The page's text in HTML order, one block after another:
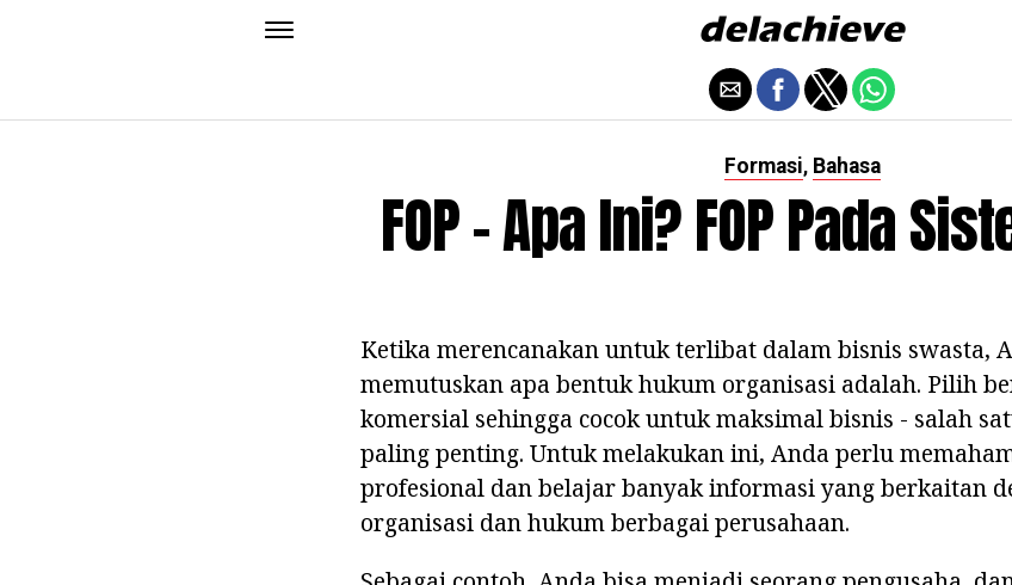
Formasi, Bahasa
FOP - Apa Ini? FOP Pada
Ketika merencanakan untuk terlibat dalam bisnis swasta,
memutuskan apa bentuk hukum organisasi adalah. Pilih
komersial sehingga cocok untuk maksimal bisnis - salah
paling penting. Untuk melakukan ini, Anda perlu
profesional dan belajar banyak informasi yang berkaitan
organisasi dan hukum berbagai perusahaan.